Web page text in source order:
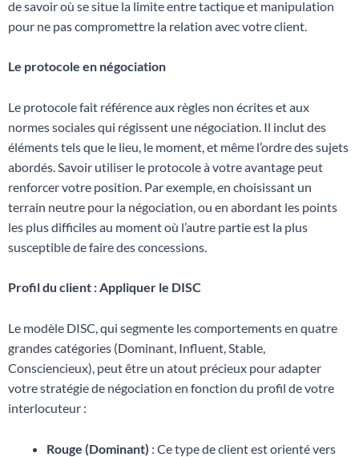
de savoir où se situe la limite entre tactique et manipulation
pour ne pas compromettre la relation avec votre client.
Le protocole en négociation
Le protocole fait référence aux règles non écrites et aux
normes sociales qui régissent une négociation. Il inclut des
éléments tels que le lieu, le moment, et même l’ordre des sujets
abordés. Savoir utiliser le protocole à votre avantage peut
renforcer votre position. Par exemple, en choisissant un
terrain neutre pour la négociation, ou en abordant les points
les plus difficiles au moment où l’autre partie est la plus
susceptible de faire des concessions.
Profil du client : Appliquer le DISC
Le modèle DISC, qui segmente les comportements en quatre
grandes catégories (Dominant, Influent, Stable,
Consciencieux), peut être un atout précieux pour adapter
votre stratégie de négociation en fonction du profil de votre
interlocuteur :
Rouge (Dominant) : Ce type de client est orienté vers